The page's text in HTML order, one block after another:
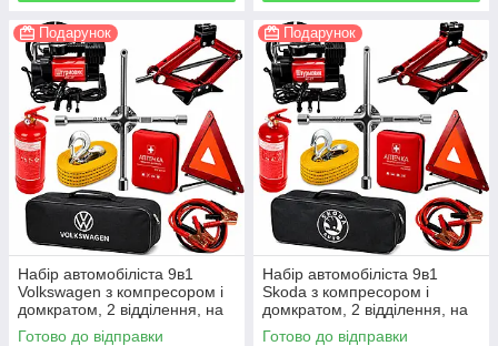
Подарунок
Набір автомобіліста 9в1
Volkswagen з компресором і
домкратом, 2 відділення, на
липучках, чорний
Готово до відправки
Подарунок
Набір автомобіліста 9в1
Skoda з компресором і
домкратом, 2 відділення, на
липучках, чорний
Готово до відправки